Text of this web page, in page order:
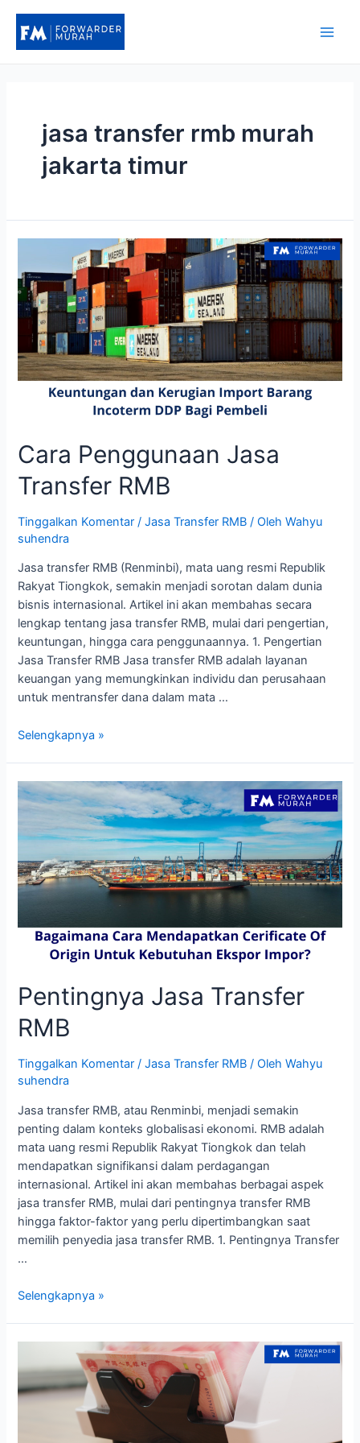
konten
jasa transfer rmb murah
jakarta timur
Cara Penggunaan Jasa
Transfer RMB
Tinggalkan Komentar /Jasa Transfer RMB / OlehWahyu
suhendra
Jasa transfer RMB (Renminbi), mata uang resmi Republik
Rakyat Tiongkok, semakin menjadi sorotan dalam dunia
bisnis internasional. Artikel ini akan membahas secara
lengkap tentang jasa transfer RMB, mulai dari pengertian,
keuntungan, hingga cara penggunaannya. 1. Pengertian
Jasa Transfer RMB Jasa transfer RMB adalah layanan
keuangan yang memungkinkan individu dan perusahaan
untuk mentransfer dana dalam mata …
Cara
Transfer
RMB
Selengkapnya »
Pentingnya Jasa Transfer
RMB
Tinggalkan Komentar /Jasa Transfer RMB / OlehWahyu
suhendra
Jasa transfer RMB, atau Renminbi, menjadi semakin
penting dalam konteks globalisasi ekonomi. RMB adalah
mata uang resmi Republik Rakyat Tiongkok dan telah
mendapatkan signifikansi dalam perdagangan
internasional. Artikel ini akan membahas berbagai aspek
jasa transfer RMB, mulai dari pentingnya transfer RMB
hingga faktor-faktor yang perlu dipertimbangkan saat
memilih penyedia jasa transfer RMB. 1. Pentingnya Transfer
…
Pentingnya
Selengkapnya »